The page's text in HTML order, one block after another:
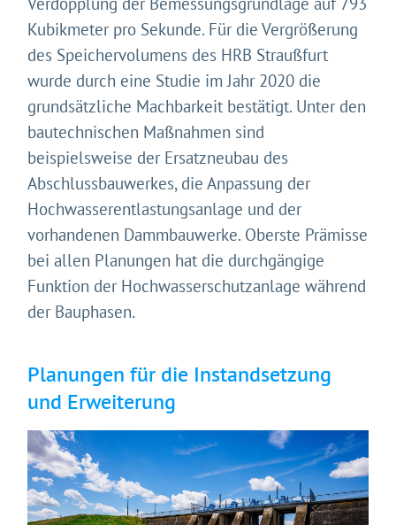
Kubikmeter pro Sekunde. Für die Vergrößerung
des Speichervolumens des HRB Straußfurt
wurde durch eine Studie im Jahr 2020 die
grundsätzliche Machbarkeit bestätigt. Unter den
bautechnischen Maßnahmen sind
beispielsweise der Ersatzneubau des
Abschlussbauwerkes, die Anpassung der
Hochwasserentlastungsanlage und der
vorhandenen Dammbauwerke. Oberste Prämisse
bei allen Planungen hat die durchgängige
Funktion der Hochwasserschutzanlage während
der Bauphasen.
Planungen für die Instandsetzung
und Erweiterung